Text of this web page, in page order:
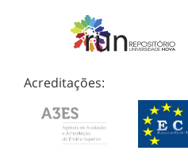
Acreditações: